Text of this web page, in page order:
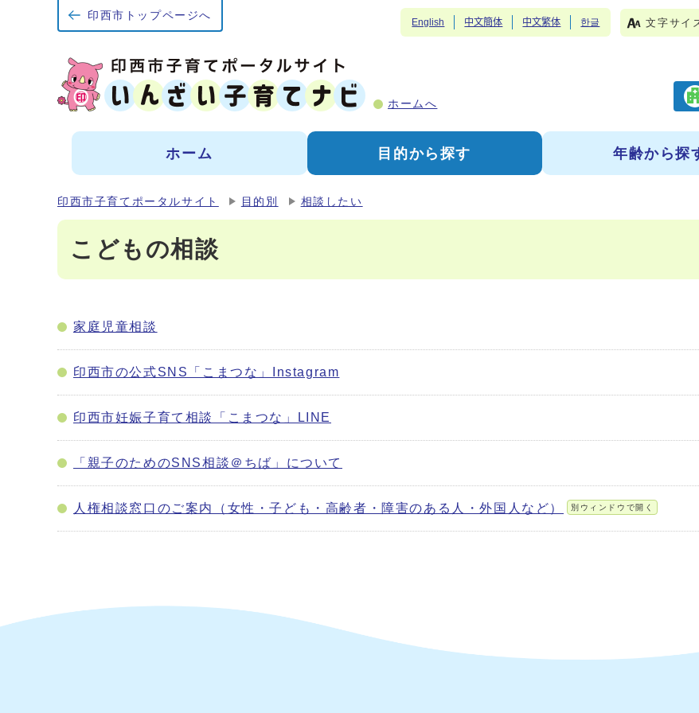
印西市トップページへ
English 中文簡体 中文繁体 한글 文字サイ
ホームへ
ホーム 目的から探す 年齢から探
印西市子育てポータルサイト 目的別 相談したい
こどもの相談
家庭児童相談
印西市の公式SNS「こまつな」Instagram
印西市妊娠子育て相談「こまつな」LINE
「親子のためのSNS相談＠ちば」について
人権相談窓口のご案内（女性・子ども・高齢者・障害のある人・外国人など） 別ウィンドウで開く